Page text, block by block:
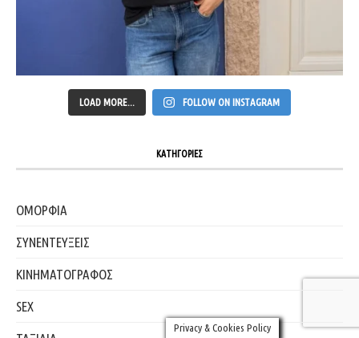
LOAD MORE... FOLLOW ON INSTAGRAM
ΚΑΤΗΓΟΡΙΕΣ
ΟΜΟΡΦΙΑ
ΣΥΝΕΝΤΕΥΞΕΙΣ
ΚΙΝΗΜΑΤΟΓΡΑΦΟΣ
SEX
Privacy & Cookies Policy